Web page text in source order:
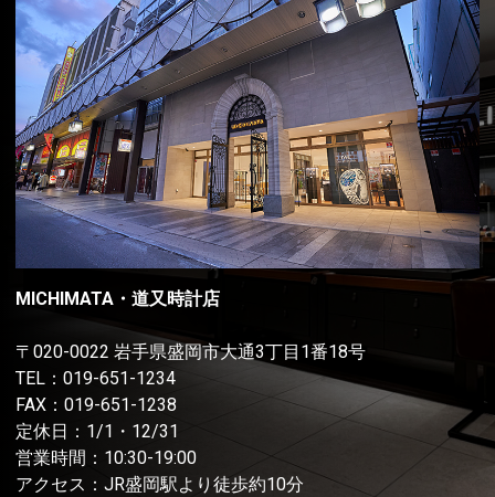
MICHIMATA・道又時計店
〒020-0022 岩手県盛岡市大通3丁目1番18号
TEL： 019-651-1234
FAX：019-651-1238
定休日：1/1・12/31
営業時間：10:30-19:00
アクセス：JR盛岡駅より徒歩約10分